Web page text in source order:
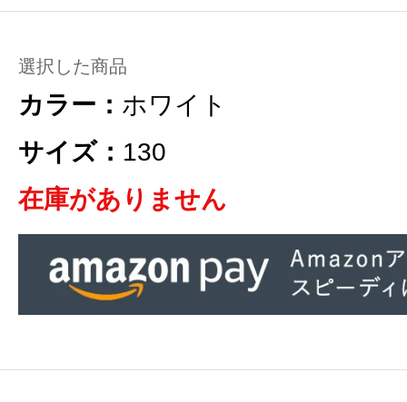
選択した商品
カラー： ホワイト
サイズ： 130
在庫がありません